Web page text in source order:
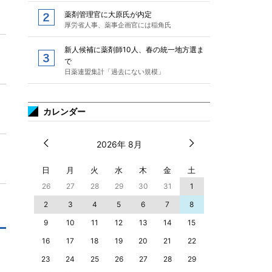
薬剤管理官に大原氏が内定
厚労省人事、薬事企画官には稲角氏
新人候補に薬剤師10人、春の統一地方選ま
で
日薬連盟集計「過去にない規模」
カレンダー
2026年 8月
日 月 火 水 木 金 土
26 27 28 29 30 31
1
2
3 4 5 6 7
8
9
10 11 12 13 14
15
16
17 18 19 20 21
22
23
24 25 26 27 28
29